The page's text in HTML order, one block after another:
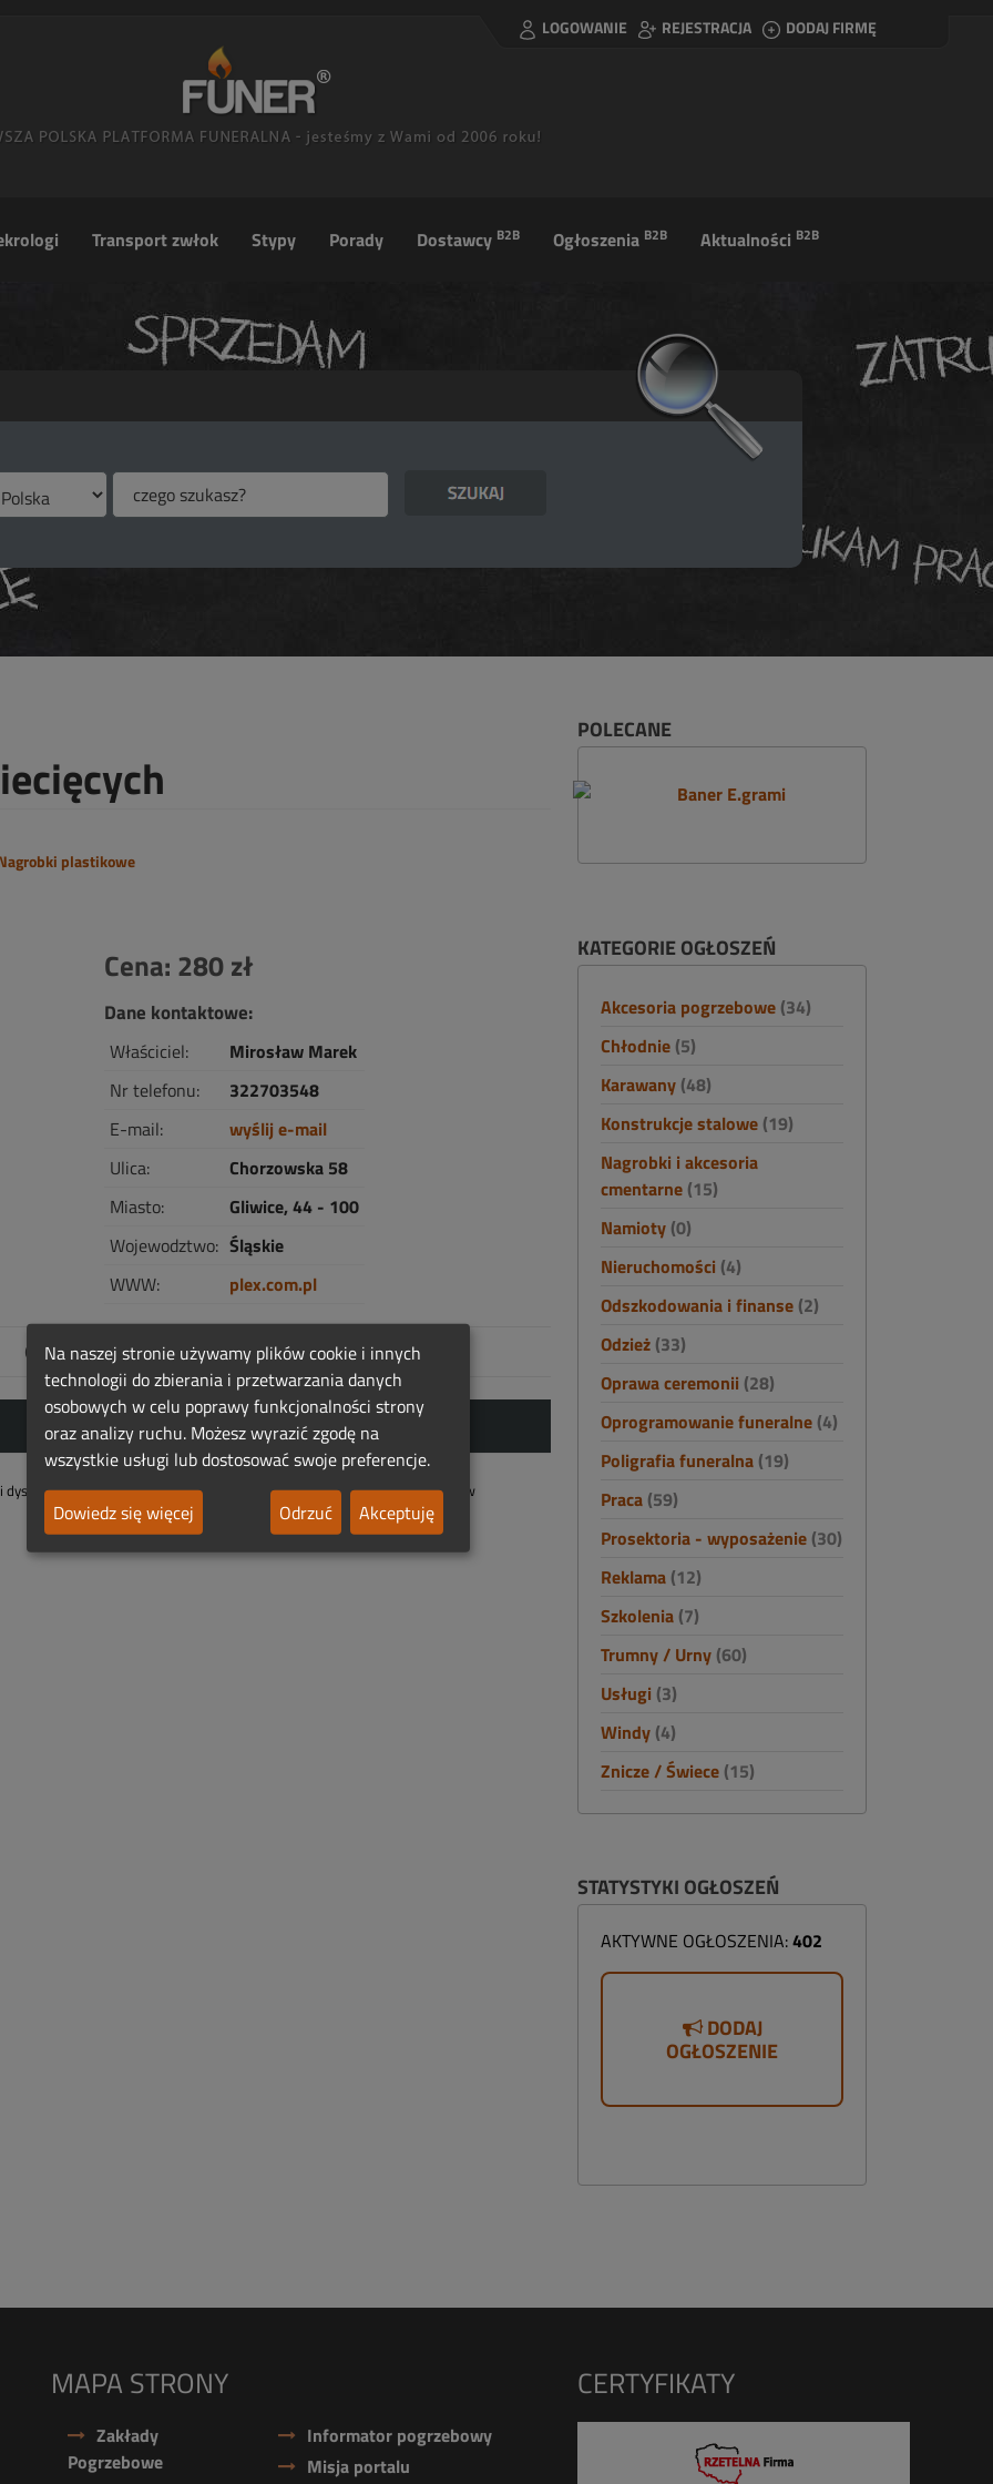
LOGOWANIE REJESTRACJA DODAJ FIRMĘ
Transport zwłok Stypy Porady Dostawcy B2B Ogłoszenia B2B Aktualności B2B
plastikowe
Cena: 280 zł
Dane kontaktowe:
Właściciel:
Mirosław Marek
Nr telefonu:
322703548
E-mail:
wyślij e-mail
Ulica:
Chorzowska 58
Miasto:
Gliwice, 44 - 100
Wojewodztwo: Śląskie
WWW:
plex.com.pl
Galeria jest pusta
dystrybucją akcesoriów nagrobnych - m.in. obudów grobów dziecięcych - w
POLECANE
KATEGORIE OGŁOSZEŃ
Akcesoria pogrzebowe (34)
Chłodnie (5)
Karawany (48)
Konstrukcje stalowe (19)
Nagrobki i akcesoria
cmentarne (15)
Namioty (0)
Nieruchomości (4)
Odszkodowania i finanse (2)
Odzież (33)
Oprawa ceremonii (28)
Oprogramowanie funeralne (4)
Poligrafia funeralna (19)
Praca (59)
Prosektoria - wyposażenie (30)
Reklama (12)
Szkolenia (7)
Trumny / Urny (60)
Usługi (3)
Windy (4)
Znicze / Świece (15)
STATYSTYKI OGŁOSZEŃ
AKTYWNE OGŁOSZENIA:402
DODAJ
OGŁOSZENIE
MAPA STRONY
Zakłady
Pogrzebowe
Informator pogrzebowy
Misja portalu
CERTYFIKATY
Na naszej stronie używamy plików cookie i innych
technologii do zbierania i przetwarzania danych
osobowych w celu poprawy funkcjonalności strony
oraz analizy ruchu. Możesz wyrazić zgodę na
wszystkie usługi lub dostosować swoje preferencje.
Dowiedz się więcej
Odrzuć Akceptuję